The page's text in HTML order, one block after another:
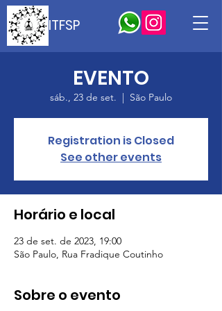
ITFSP
EVENTO
sáb., 23 de set.
  |
São Paulo
Registration is Closed
See other events
Horário e local
23 de set. de 2023, 19:00
São Paulo, Rua Fradique Coutinho
Sobre o evento